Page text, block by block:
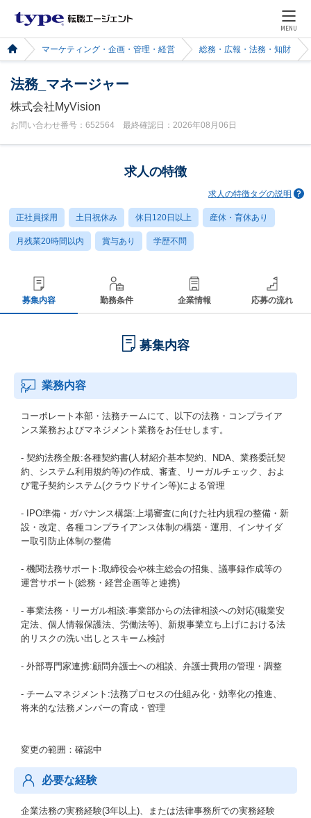
MENU
マーケティング・企画・管理・経営 総務・広報・法務・知財
法務_マネージャー
株式会社MyVision
お問い合わせ番号：652564 最終確認日：2026年08月06日
求人の特徴
求人の特徴タグの説明
正社員採用 土日祝休み 休日120日以上 産休・育休あり
月残業20時間以内 賞与あり 学歴不問
募集内容 勤務条件 企業情報 応募の流れ
募集内容
業務内容
コーポレート本部・法務チームにて、以下の法務・コンプライア
ンス業務およびマネジメント業務をお任せします。
- 契約法務全般:各種契約書(人材紹介基本契約、NDA、業務委託契
約、システム利用規約等)の作成、審査、リーガルチェック、およ
び電子契約システム(クラウドサイン等)による管理
- IPO準備・ガバナンス構築:上場審査に向けた社内規程の整備・新
設・改定、各種コンプライアンス体制の構築・運用、インサイダ
ー取引防止体制の整備
- 機関法務サポート:取締役会や株主総会の招集、議事録作成等の
運営サポート(総務・経営企画等と連携)
- 事業法務・リーガル相談:事業部からの法律相談への対応(職業安
定法、個人情報保護法、労働法等)、新規事業立ち上げにおける法
的リスクの洗い出しとスキーム検討
- 外部専門家連携:顧問弁護士への相談、弁護士費用の管理・調整
- チームマネジメント:法務プロセスの仕組み化・効率化の推進、
将来的な法務メンバーの育成・管理
変更の範囲：確認中
必要な経験
企業法務の実務経験(3年以上)、または法律事務所での実務経験